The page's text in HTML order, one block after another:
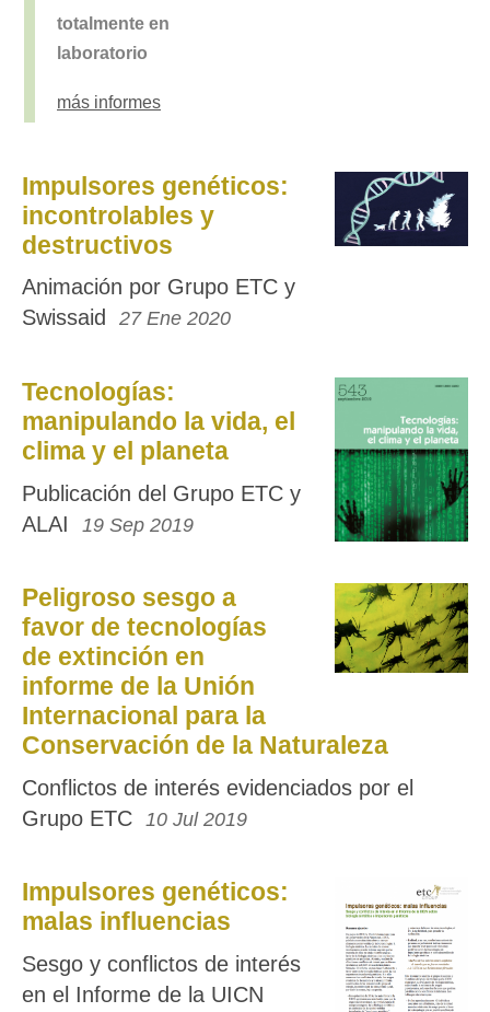
totalmente en
laboratorio
más informes
Impulsores genéticos:
incontrolables y
destructivos
Animación por Grupo ETC y
Swissaid
27 Ene 2020
Tecnologías:
manipulando la vida, el
clima y el planeta
Publicación del Grupo ETC y
ALAI
19 Sep 2019
Peligroso sesgo a
favor de tecnologías
de extinción en
informe de la Unión
Internacional para la
Conservación de la Naturaleza
Conflictos de interés evidenciados por el
Grupo ETC
10 Jul 2019
Impulsores genéticos:
malas influencias
Sesgo y conflictos de interés
en el Informe de la UICN